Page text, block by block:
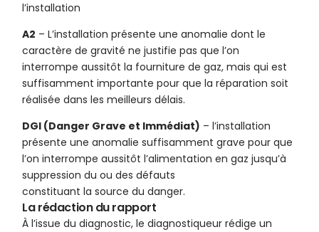
l’installation
A2 – L’installation présente une anomalie dont le
caractère de gravité ne justifie pas que l’on
interrompe aussitôt la fourniture de gaz, mais qui est
suffisamment importante pour que la réparation soit
réalisée dans les meilleurs délais.
DGI (Danger Grave et Immédiat) – l’installation
présente une anomalie suffisamment grave pour que
l’on interrompe aussitôt l’alimentation en gaz jusqu’à
suppression du ou des défauts
constituant la source du danger.
La rédaction du rapport
À l’issue du diagnostic, le diagnostiqueur rédige un